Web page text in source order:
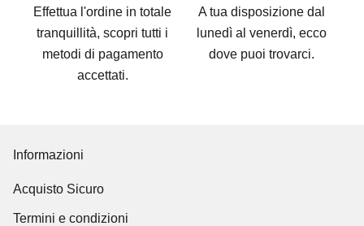
Effettua l'ordine in totale
tranquillità, scopri tutti i
metodi di pagamento
accettati.
A tua disposizione dal
lunedì al venerdì, ecco
dove puoi trovarci.
Informazioni
Acquisto Sicuro
Termini e condizioni